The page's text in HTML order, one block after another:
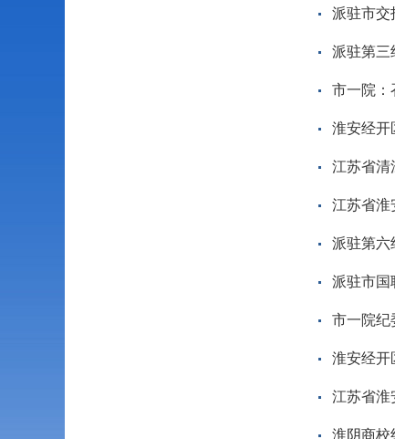
派驻市交
派驻第三
市一院：
淮安经
江苏省清
江苏省淮
派驻第六
派驻市国
市一院纪
淮安经开
江苏省淮
淮阴商校